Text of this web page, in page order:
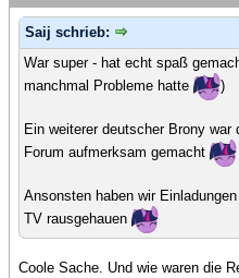
Saij schrieb:
War super - hat echt spaß
manchmal Probleme hatte
)
Ein weiterer deutscher Brony
Forum aufmerksam gemacht
Ansonsten haben wir
TV rausgehauen
Coole Sache. Und wie waren die